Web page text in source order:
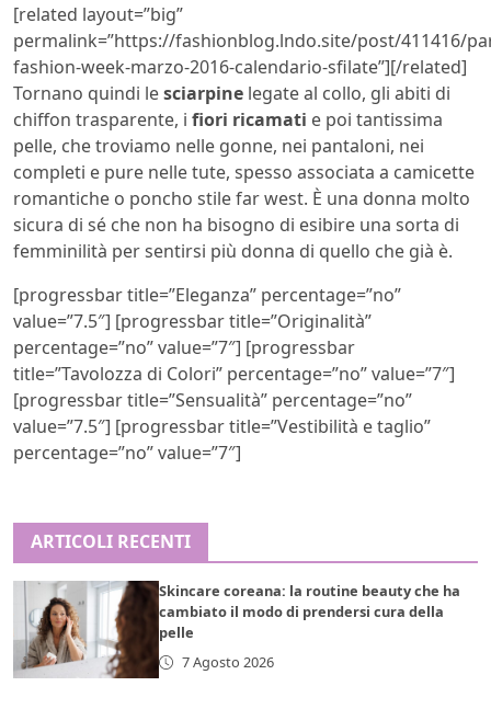
[related layout=”big”
permalink=”https://fashionblog.lndo.site/post/411416/
fashion-week-marzo-2016-calendario-sfilate”][/related]
Tornano quindi lesciarpine legate al collo, gli abiti di
chiffon trasparente, i fiori ricamati e poi tantissima
pelle, che troviamo nelle gonne, nei pantaloni, nei
completi e pure nelle tute, spesso associata a camicette
romantiche o poncho stile far west. È una donna molto
sicura di sé che non ha bisogno di esibire una sorta di
femminilità per sentirsi più donna di quello che già è.
[progressbar title=”Eleganza” percentage=”no”
value=”7.5″] [progressbar title=”Originalità”
percentage=”no” value=”7″] [progressbar
title=”Tavolozza di Colori” percentage=”no” value=”7″]
[progressbar title=”Sensualità” percentage=”no”
value=”7.5″] [progressbar title=”Vestibilità e taglio”
percentage=”no” value=”7″]
ARTICOLI RECENTI
Skincare coreana: la routine beauty che ha
cambiato il modo di prendersi cura della
pelle
7 Agosto 2026